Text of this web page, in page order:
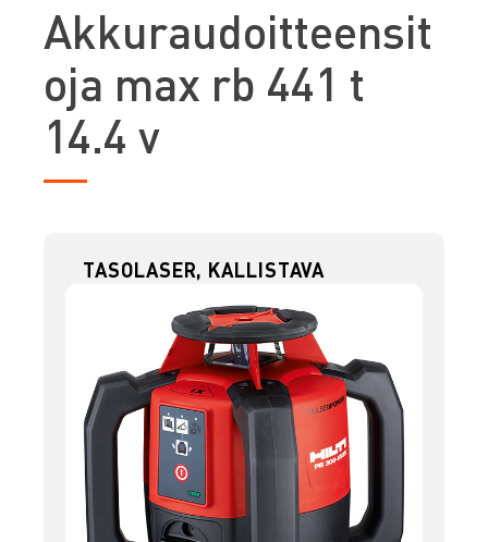
Akkuraudoitteensit
oja max rb 441 t
14.4 v
TASOLASER, KALLISTAVA